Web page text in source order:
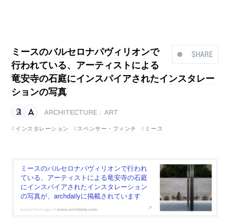
SHARE
ミースのバルセロナパヴィリオンで
行われている、アーティストによる
竜安寺の石庭にインスパイアされたインスタレー
ションの写真
ARCHITECTURE
ART
インスタレーション
スペンサー・フィンチ ミース
ミースのバルセロナパヴィリオンで行われ
ている、アーティストによる竜安寺の石庭
にインスパイアされたインスタレーション
の写真が、archdailyに掲載されています
www.archdaily.com